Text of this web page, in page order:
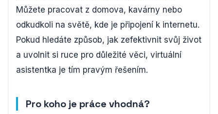
Můžete pracovat z domova, kavárny nebo
odkudkoli na světě, kde je připojení k internetu.
Pokud hledáte způsob, jak zefektivnit svůj život
a uvolnit si ruce pro důležité věci, virtuální
asistentka je tím pravým řešením.
Pro koho je práce vhodná?